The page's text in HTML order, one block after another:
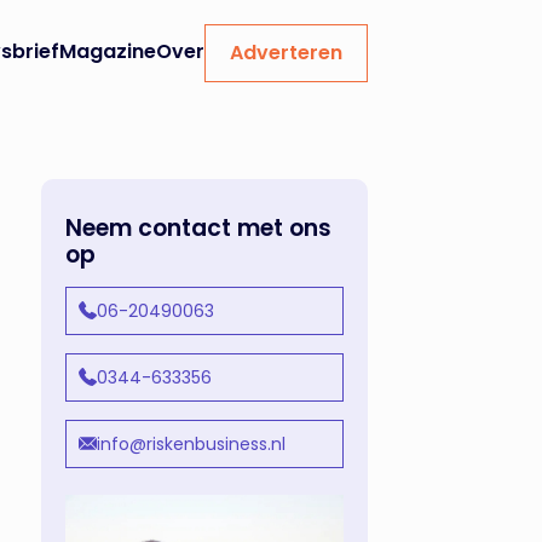
MagazineOver Adverteren
Neem contact met ons
op
06-20490063
0344-633356
info@riskenbusiness.nl